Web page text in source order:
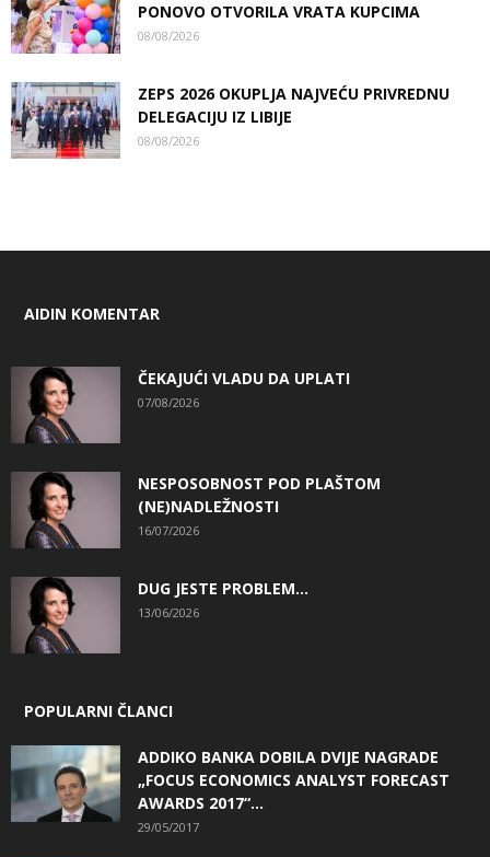
PONOVO OTVORILA VRATA KUPCIMA
08/08/2026
ZEPS 2026 OKUPLJA NAJVEĆU PRIVREDNU
DELEGACIJU IZ LIBIJE
08/08/2026
AIDIN KOMENTAR
ČEKAJUĆI VLADU DA UPLATI
07/08/2026
NESPOSOBNOST POD PLAŠTOM
(NE)NADLEŽNOSTI
16/07/2026
DUG JESTE PROBLEM…
13/06/2026
POPULARNI ČLANCI
ADDIKO BANKA DOBILA DVIJE NAGRADE
„FOCUS ECONOMICS ANALYST FORECAST
AWARDS 2017“...
29/05/2017